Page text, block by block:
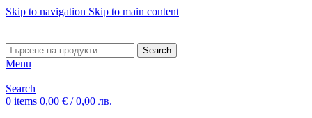
Skip to navigation Skip to main content
Search
Menu
Search
0 items 0,00 € / 0,00 лв.